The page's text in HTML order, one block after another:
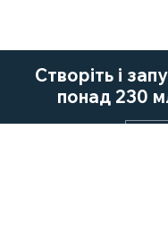
Створіть і
понад 230